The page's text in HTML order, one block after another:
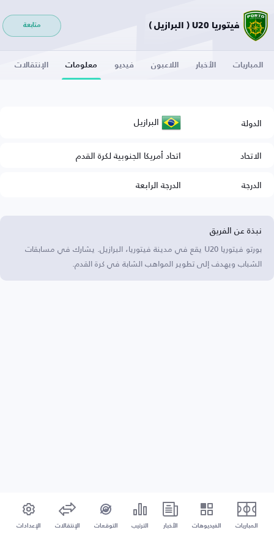
فيتوريا U20 ( البرازيل ) متابعة
المباريات الأخبار اللاعبون فيديو معلومات الإنتقالات
الدولة البرازيل
الاتحاد
اتحاد أمريكا الجنوبية لكرة القدم
الدرجة
الدرجة الرابعة
نبذة عن الفريق
بورتو فيتوريا U20 يقع في مدينة فيتوريا، البرازيل. يشارك في مسابقات
الشباب ويهدف إلى تطوير المواهب الشابة في كرة القدم.
المباريات الفيديوهات الأخبار الترتيب التوقعات الإنتقالات الإعدادات